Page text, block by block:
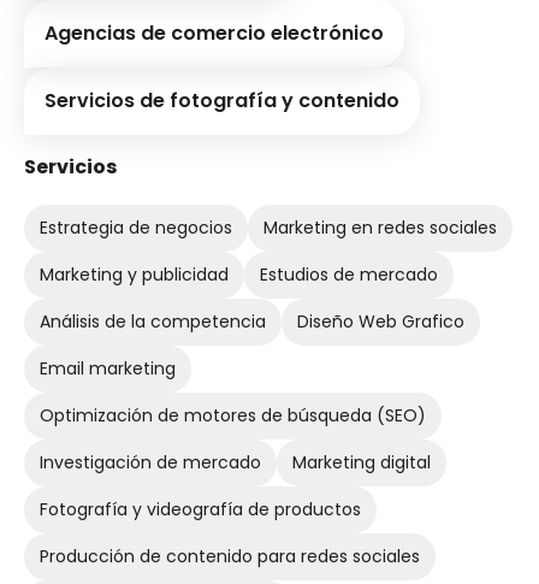
Agencias de comercio electrónico
Servicios de fotografía y contenido
Servicios
Estrategia de negocios
Marketing en redes sociales
Marketing y publicidad
Estudios de mercado
Análisis de la competencia
Diseño Web Grafico
Email marketing
Optimización de motores de búsqueda (SEO)
Investigación de mercado
Marketing digital
Fotografía y videografía de productos
Producción de contenido para redes sociales